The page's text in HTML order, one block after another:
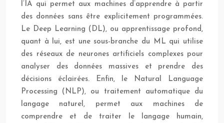
l’IA qui permet aux machines d’apprendre à partir
des données sans être explicitement programmées.
Le Deep Learning (DL), ou apprentissage profond,
quant à lui, est une sous-branche du ML qui utilise
des réseaux de neurones artificiels complexes pour
analyser des données massives et prendre des
décisions éclairées. Enfin, le Natural Language
Processing (NLP), ou traitement automatique du
langage naturel, permet aux machines de
comprendre et de traiter le langage humain,